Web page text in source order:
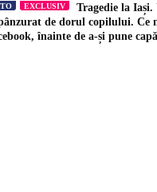
EXCLUSIV
Tragedie la
de dorul copilului. Ce
înainte de a-și pune